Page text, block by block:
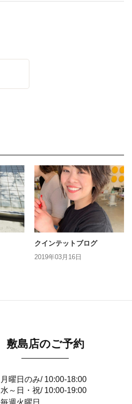
クインテットブログ
2019年03月16日
敷島店のご予約
月曜日のみ/ 10:00-18:00
水～日・祝/ 10:00-19:00
毎週火曜日